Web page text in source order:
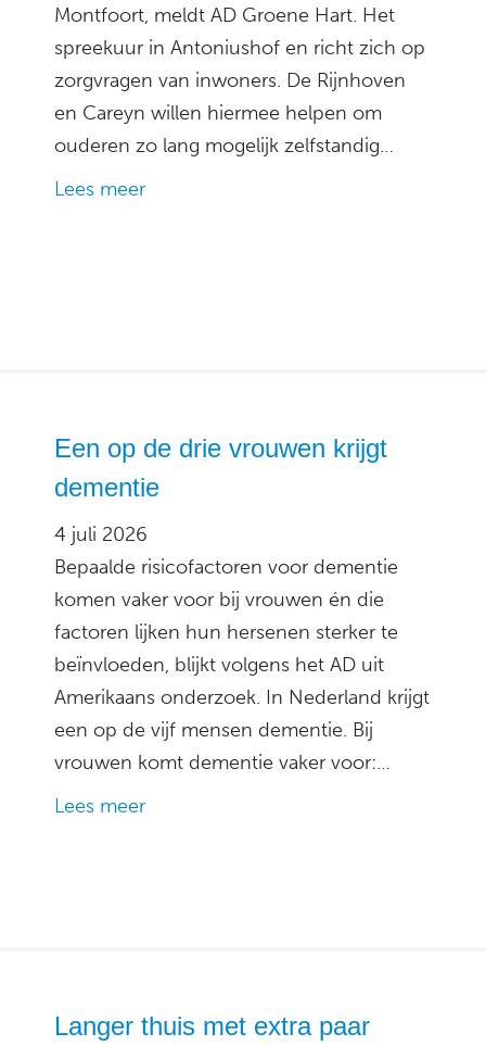
Montfoort, meldt AD Groene Hart. Het
spreekuur in Antoniushof en richt zich op
zorgvragen van inwoners. De Rijnhoven
en Careyn willen hiermee helpen om
ouderen zo lang mogelijk zelfstandig…
Lees meer
Een op de drie vrouwen krijgt
dementie
4 juli 2026
Bepaalde risicofactoren voor dementie
komen vaker voor bij vrouwen én die
factoren lijken hun hersenen sterker te
beïnvloeden, blijkt volgens het AD uit
Amerikaans onderzoek. In Nederland krijgt
een op de vijf mensen dementie. Bij
vrouwen komt dementie vaker voor:…
Lees meer
Langer thuis met extra paar